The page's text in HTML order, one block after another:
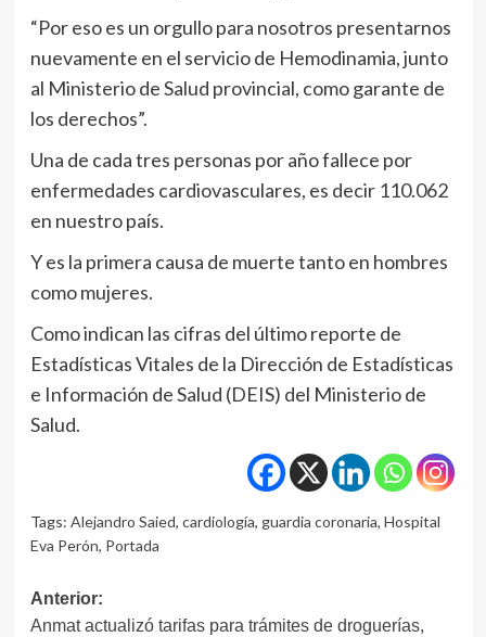
“Por eso es un orgullo para nosotros presentarnos
nuevamente en el servicio de Hemodinamia, junto
al Ministerio de Salud provincial, como garante de
los derechos”.
Una de cada tres personas por año fallece por
enfermedades cardiovasculares, es decir 110.062
en nuestro país.
Y es la primera causa de muerte tanto en hombres
como mujeres.
Como indican las cifras del último reporte de
Estadísticas Vitales de la Dirección de Estadísticas
e Información de Salud (DEIS) del Ministerio de
Salud.
Tags: Alejandro Saied, cardiología, guardia coronaria, Hospital
Eva Perón, Portada
Navegación
Anterior:
Anmat actualizó tarifas para trámites de droguerías,